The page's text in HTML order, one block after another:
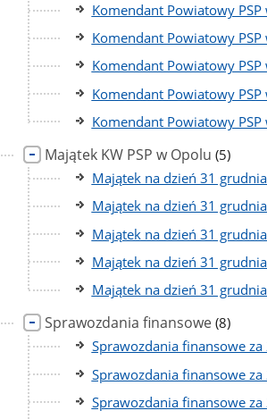
Komendant Powiatowy PSP
Komendant Powiatowy PSP
Komendant Powiatowy PSP
Komendant Powiatowy
Komendant Powiatowy
Majątek KW PSP w Opolu liczba
podstron
(5)
Majątek na dzień 31
Majątek na dzień 31
Majątek na dzień 31
Majątek na dzień 31
Majątek na dzień 31
Sprawozdania finansowe liczba
(8)
Sprawozdania finansowe
Sprawozdania finansowe
Sprawozdania finansowe